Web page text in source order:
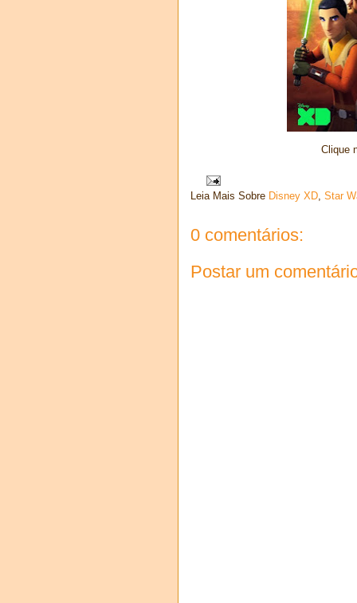
Clique
Leia Mais Sobre Disney XD, Star
0 comentários:
Postar um